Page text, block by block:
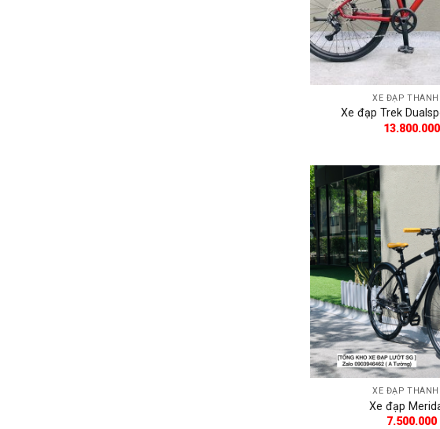
XE ĐẠP THÀNH
Xe đạp Trek
XE ĐẠP THÀNH
Xe đạp
7.500.000